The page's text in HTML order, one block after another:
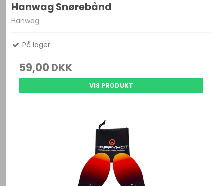
Hanwag Snørebånd
Hanwag
På lager
59,00 DKK
VIS PRODUKT